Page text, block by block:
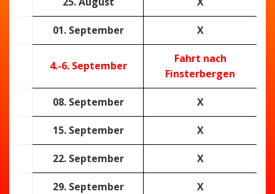
01. September X
4.-6. September
Fahrt nach
Finsterbergen
08. September X
15. September X
22. September X
29. September X